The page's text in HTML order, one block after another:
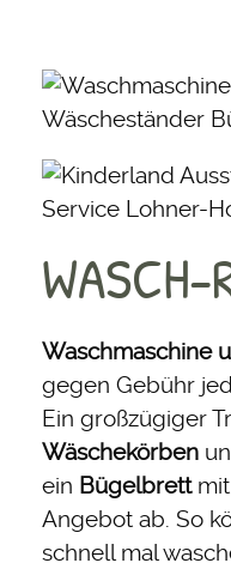
WASCH-
Waschmaschine
gegen Gebühr
Ein großzügiger
Wäschekörben
ein Bügelbrett mit
Angebot ab. So
schnell mal